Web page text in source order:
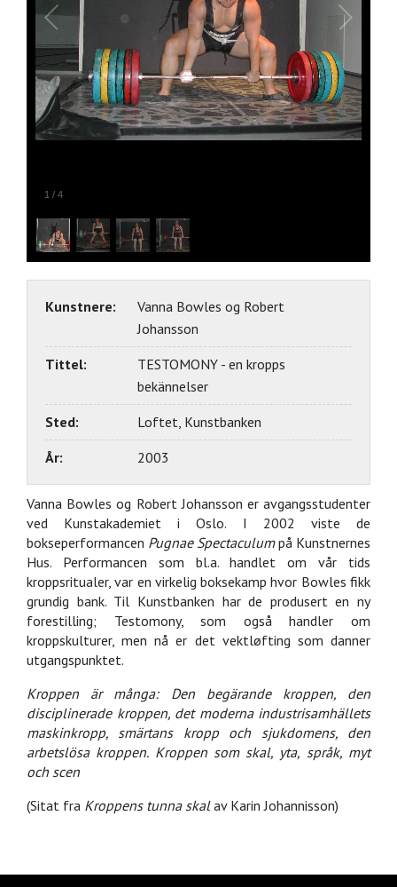
1 / 4
Kunstnere:
Vanna Bowles og Robert
Johansson
Tittel:
TESTOMONY - en kropps
bekännelser
Sted:
Loftet, Kunstbanken
År:
2003
Vanna Bowles og Robert Johansson er avgangsstudenter
ved Kunstakademiet i Oslo. I 2002 viste de
bokseperformancen Pugnae Spectaculumpå Kunstnernes
Hus. Performancen som bl.a. handlet om vår tids
kroppsritualer, var en virkelig boksekamp hvor Bowles fikk
grundig bank. Til Kunstbanken har de produsert en ny
forestilling; Testomony, som også handler om
kroppskulturer, men nå er det vektløfting som danner
utgangspunktet.
Kroppen är många: Den begärande kroppen, den
disciplinerade kroppen, det moderna industrisamhällets
maskinkropp, smärtans kropp och sjukdomens, den
arbetslösa kroppen. Kroppen som skal, yta, språk, myt
och scen
(Sitat fra Kroppens tunna skalav Karin Johannisson)